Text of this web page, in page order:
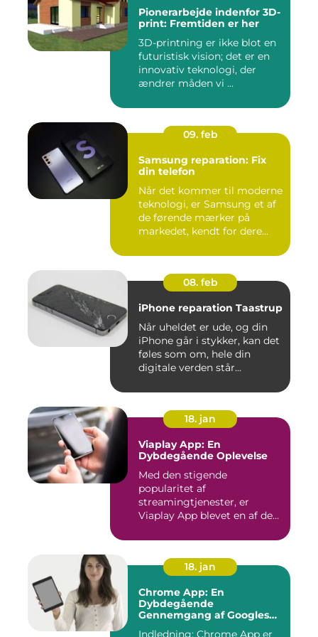
Pionerarbejde indenfor 3D-
print: Fremtiden er her
3D-printning er ikke blot en
futuristisk vision; det er en
innovativ teknologi, der
ændrer måden vi ...
09. feb
Samsung reparation: Fix
din telefon
Når det kommer til moderne
teknologi, er Samsung et af
de førende mærker på
markedet, kendt for dere...
08. feb
iPhone reparation Taastrup
Når uheldet er ude, og din
iPhone går i stykker, kan det
føles som om, hele din
digitale verden står...
18. jan
Viaplay App: En
Dybdegående Oplevelse
Med den stigende
popularitet af
streamingtjenester, er
Viaplay App blevet en af de
18. jan
Chrome App: En
Dybdegående
Gennemgang af Googles
Indledning: Chrome App er